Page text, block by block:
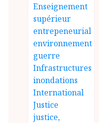
Enseignement
supérieur
entrepeneurial
environnement
guerre
Infrastructures
inondations
International
Justice
justice,